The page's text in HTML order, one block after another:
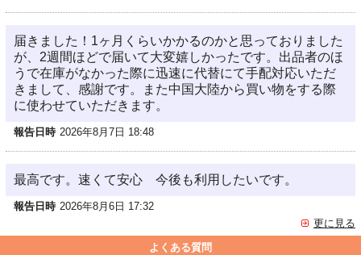
届きました！1ヶ月くらいかかるのかと思っておりました
が、2週間ほどで届いて大変嬉しかったです。出品者のほ
うで在庫がなかった際に迅速に代替にて手配対応いただ
きまして、感謝です。また中国大陸から買い物をする際
に使わせていただきます。
報告日時 2026年8月7日 18:48
最高です。速くて安心 今後も利用したいです。
報告日時 2026年8月6日 17:32
更に見る
よくある質問